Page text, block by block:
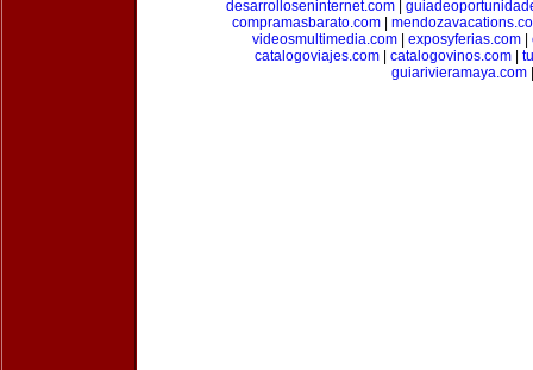
desarrolloseninternet.com
compramasbarato.com|
videosmultimedia.com
exposyferias.com
catalogoviajes.com| catalogovinos.com|
guiarivieramaya.com